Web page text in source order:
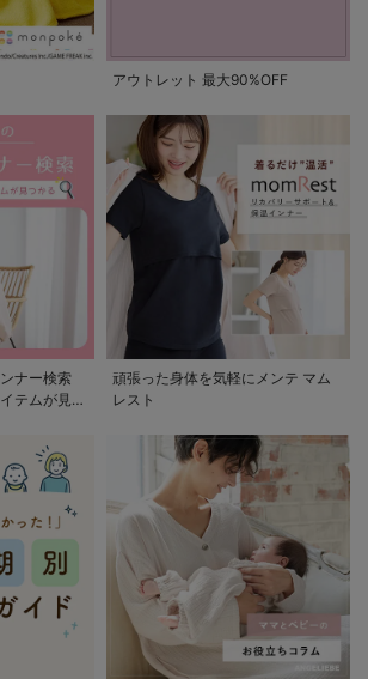
アウトレット 最大90%OFF
ナー検索
テムが見つ
頑張った身体を気軽にメンテ マム
レスト